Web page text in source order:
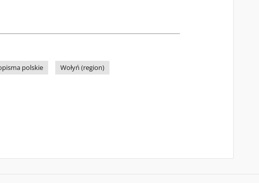
polskie
Wołyń (region)